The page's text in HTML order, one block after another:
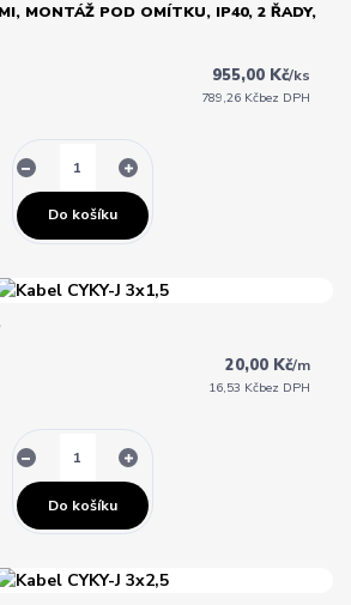
MONTÁŽ POD OMÍTKU, IP40, 2 ŘADY,
955,00 Kč/ks
789,26 Kčbez DPH
Do košíku
20,00 Kč/m
16,53 Kčbez DPH
Do košíku